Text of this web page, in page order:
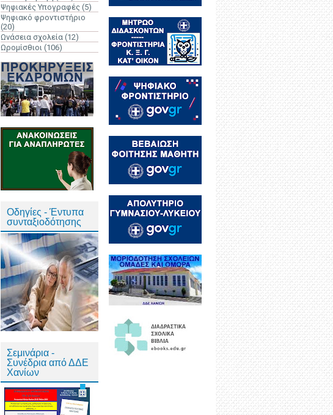
Ψηφιακές Υπογραφές (5)
Ψηφιακό φροντιστήριο
(20)
Ωνάσεια σχολεία (12)
Ωρομίσθιοι (106)
Οδηγίες - Έντυπα
συνταξιοδότησης
Σεμινάρια -
Συνέδρια από ΔΔΕ
Χανίων